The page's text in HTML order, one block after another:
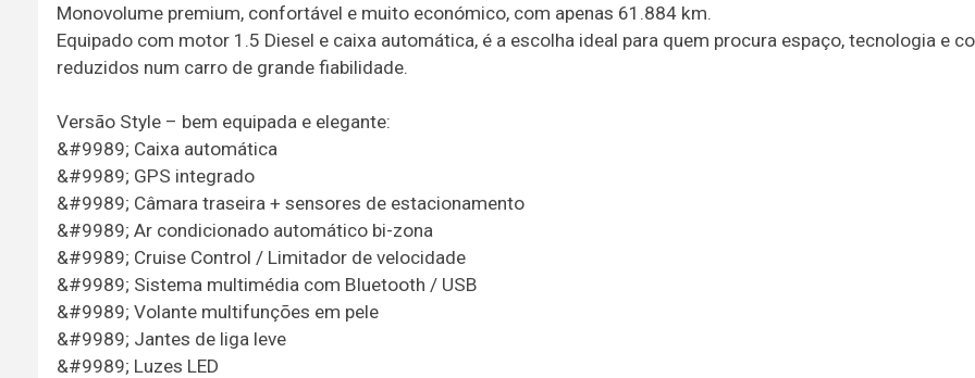
Monovolume premium, confortável e muito económico, com apenas 61.884 km.
Equipado com motor 1.5 Diesel e caixa automática, é a escolha ideal para quem procura espaço, tecnologia e
reduzidos num carro de grande fiabilidade.
Versão Style – bem equipada e elegante:
&#9989; Caixa automática
&#9989; GPS integrado
&#9989; Câmara traseira + sensores de estacionamento
&#9989; Ar condicionado automático bi-zona
&#9989; Cruise Control / Limitador de velocidade
&#9989; Sistema multimédia com Bluetooth / USB
&#9989; Volante multifunções em pele
&#9989; Jantes de liga leve
&#9989; Luzes LED